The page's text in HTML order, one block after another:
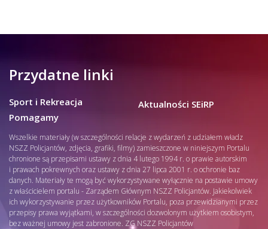
Przydatne linki
Sport i Rekreacja
Pomagamy
Aktualności SEiRP
Wszelkie materiały (w szczególności relacje z wydarzeń z udziałem władz
NSZZ Policjantów, zdjęcia, grafiki, filmy) zamieszczone w niniejszym Portalu
chronione są przepisami ustawy z dnia 4 lutego 1994 r. o prawie autorskim
i prawach pokrewnych oraz ustawy z dnia 27 lipca 2001 r. o ochronie baz
danych. Materiały te mogą być wykorzystywane wyłącznie na postawie umowy
z właścicielem portalu - Zarządem Głównym NSZZ Policjantów. Jakiekolwiek
ich wykorzystywanie przez użytkowników Portalu, poza przewidzianymi przez
przepisy prawa wyjątkami, w szczególności dozwolonym użytkiem osobistym,
bez ważnej umowy jest zabronione. ZG NSZZ Policjantów